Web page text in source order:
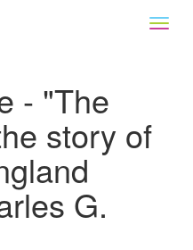
- "The
story of
G.